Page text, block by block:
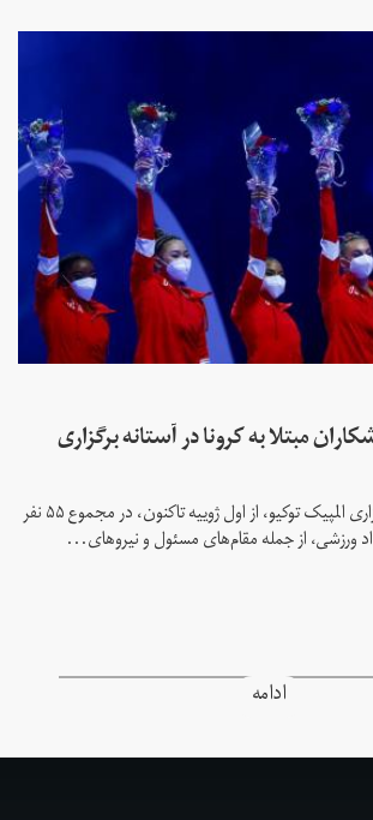
مبتلا به کرونا در آستانه برگزاری
بر اساس آمار کمیته برگزاری المپیک توکیو، از اول ژوییه تاکنون، در مجموع ۵۵ نفر
ورزشی، از جمله مقام‌های مسئول و نیروهای...
ادامه